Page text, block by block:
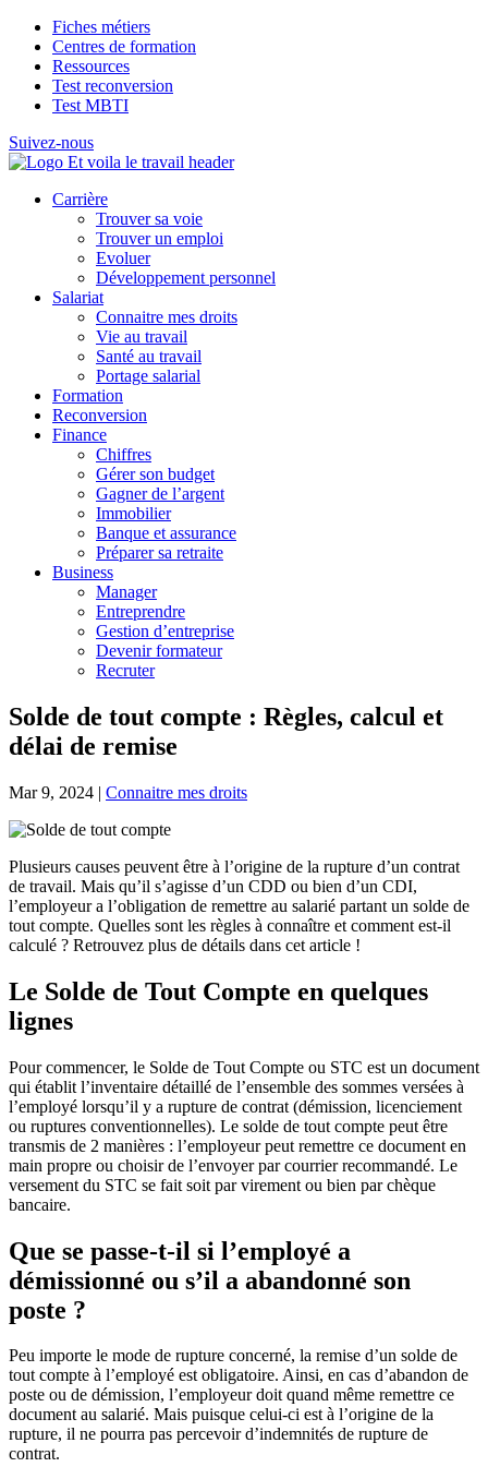
Fiches métiers
Centres de formation
Ressources
Test reconversion
Test MBTI
Suivez-nous
Carrière
Trouver sa voie
Trouver un emploi
Evoluer
Développement personnel
Salariat
Connaitre mes droits
Vie au travail
Santé au travail
Portage salarial
Formation
Reconversion
Finance
Chiffres
Gérer son budget
Gagner de l’argent
Immobilier
Banque et assurance
Préparer sa retraite
Business
Manager
Entreprendre
Gestion d’entreprise
Devenir formateur
Recruter
Solde de tout compte : Règles, calcul et
délai de remise
Mar 9, 2024 | Connaitre mes droits
Plusieurs causes peuvent être à l’origine de la rupture d’un contrat
de travail. Mais qu’il s’agisse d’un CDD ou bien d’un CDI,
l’employeur a l’obligation de remettre au salarié partant un solde de
tout compte. Quelles sont les règles à connaître et comment est-il
calculé ? Retrouvez plus de détails dans cet article !
Le Solde de Tout Compte en quelques
lignes
Pour commencer, le Solde de Tout Compte ou STC est un document
qui établit l’inventaire détaillé de l’ensemble des sommes versées à
l’employé lorsqu’il y a rupture de contrat (démission, licenciement
ou ruptures conventionnelles). Le solde de tout compte peut être
transmis de 2 manières : l’employeur peut remettre ce document en
main propre ou choisir de l’envoyer par courrier recommandé. Le
versement du STC se fait soit par virement ou bien par chèque
bancaire.
Que se passe-t-il si l’employé a
démissionné ou s’il a abandonné son
poste ?
Peu importe le mode de rupture concerné, la remise d’un solde de
tout compte à l’employé est obligatoire. Ainsi, en cas d’abandon de
poste ou de démission, l’employeur doit quand même remettre ce
document au salarié. Mais puisque celui-ci est à l’origine de la
rupture, il ne pourra pas percevoir d’indemnités de rupture de
contrat.